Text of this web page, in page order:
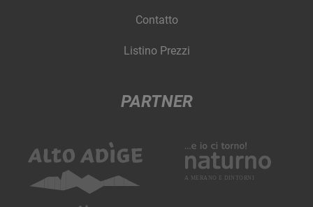
Contatto
Listino Prezzi
PARTNER